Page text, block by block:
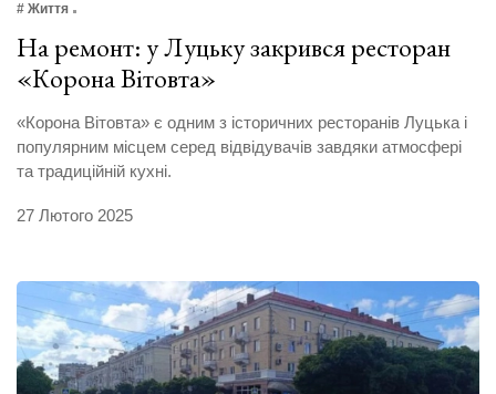
# Життя
На ремонт: у Луцьку закрився ресторан
«Корона Вітовта»
«Корона Вітовта» є одним з історичних ресторанів Луцька і
популярним місцем серед відвідувачів завдяки атмосфері
та традиційній кухні.
27 Лютого 2025